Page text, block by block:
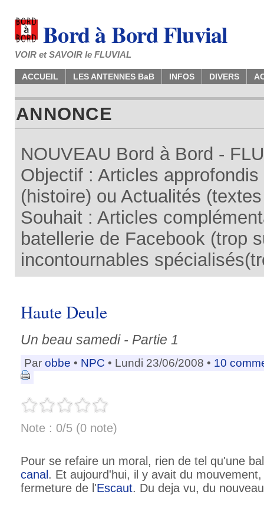
Bord à Bord Fluvial
VOIR et SAVOIR le FLUVIAL
ACCUEIL LES ANTENNES BaB INFOS DIVERS
ANNONCE
NOUVEAU Bord à Bord -
Objectif : Articles
(histoire) ou Actualités
Souhait : Articles
batellerie de Facebook (trop
incontournables
Haute Deule
Un beau samedi - Partie 1
Par obbe • NPC • Lundi 23/06/2008 • 10
Note : 0/5 (0 note)
Pour se refaire un moral, rien de tel qu'une
canal . Et aujourd'hui, il y avait du
fermeture de l'Escaut. Du deja vu, du